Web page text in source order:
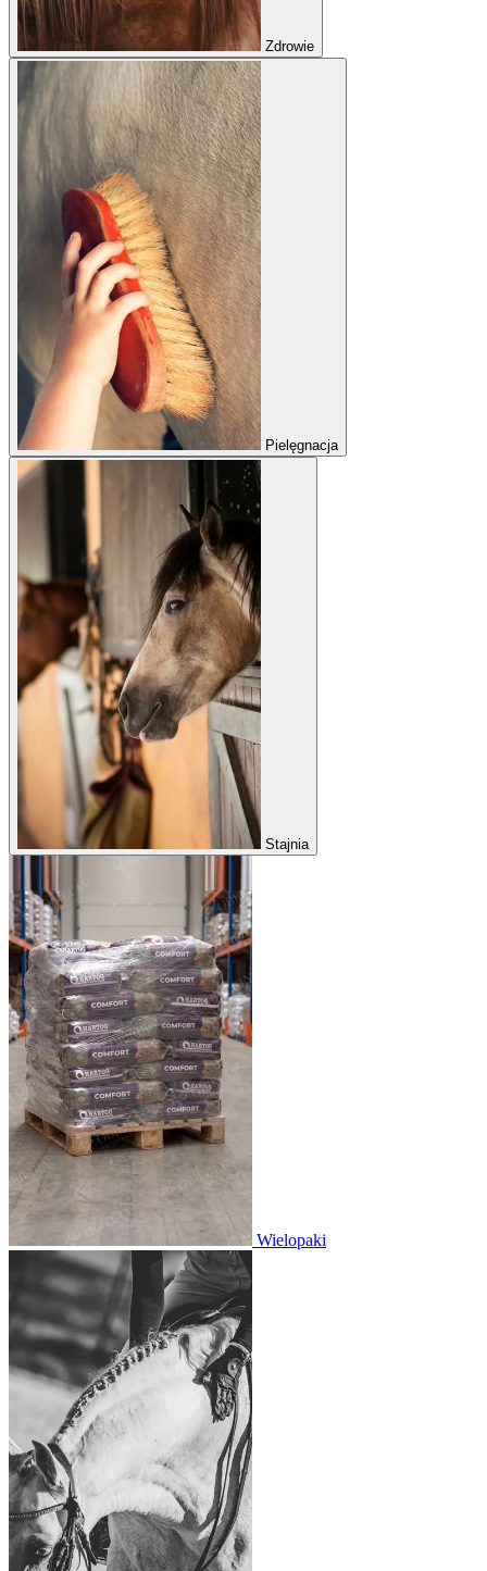
Zdrowie
Pielęgnacja
Stajnia
Wielopaki